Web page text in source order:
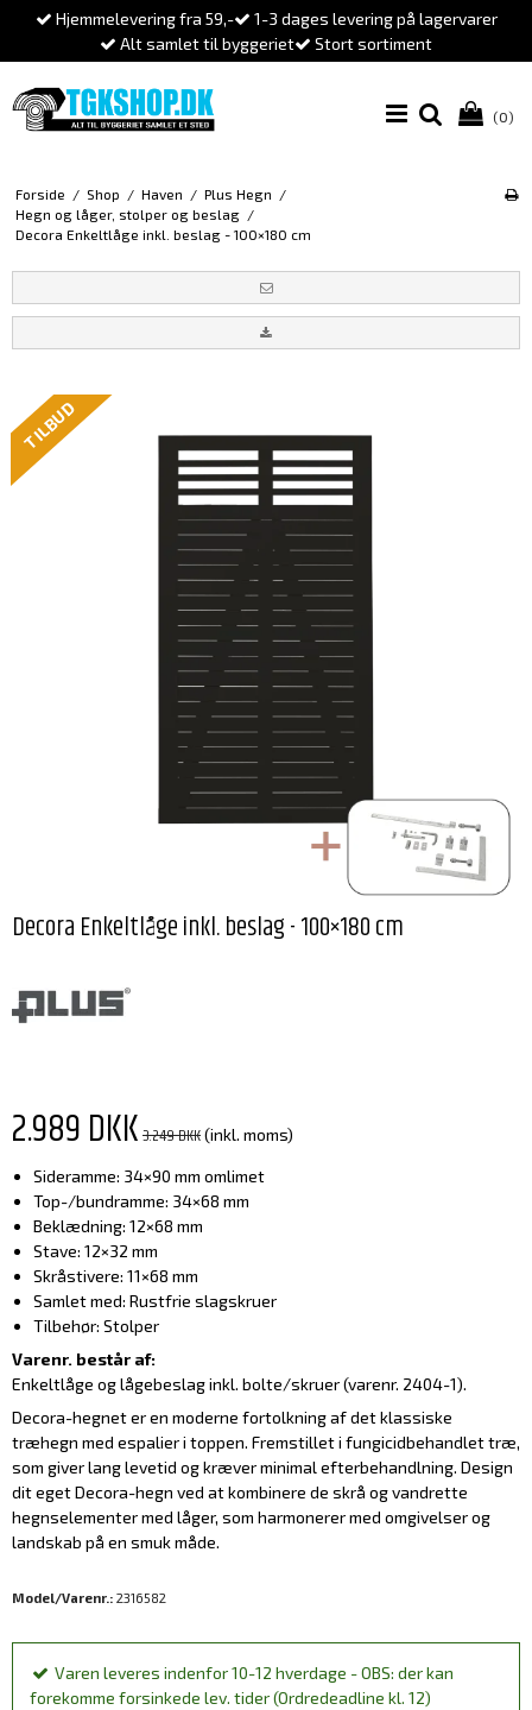
Hjemmelevering fra 59,-
1-3 dages levering på lagervarer
Alt samlet til byggeriet
Stort sortiment
(0)
Forside / Shop / Haven / Plus Hegn /
Hegn og låger, stolper og beslag /
Decora Enkeltlåge inkl. beslag - 100×180 cm
TILBUD
Decora Enkeltlåge inkl. beslag - 100×180 cm
2.989 DKK3.249 DKK(inkl. moms)
Sideramme: 34×90 mm omlimet
Top-/bundramme: 34×68 mm
Beklædning: 12×68 mm
Stave: 12×32 mm
Skråstivere: 11×68 mm
Samlet med: Rustfrie slagskruer
Tilbehør: Stolper
Varenr. består af:
Enkeltlåge og lågebeslag inkl. bolte/skruer (varenr. 2404-1).
Decora-hegnet er en moderne fortolkning af det klassiske
træhegn med espalier i toppen. Fremstillet i fungicidbehandlet træ,
som giver lang levetid og kræver minimal efterbehandlning. Design
dit eget Decora-hegn ved at kombinere de skrå og vandrette
hegnselementer med låger, som harmonerer med omgivelser og
landskab på en smuk måde.
Model/Varenr.: 2316582
Varen leveres indenfor 10-12 hverdage - OBS: der kan
forekomme forsinkede lev. tider (Ordredeadline kl. 12)